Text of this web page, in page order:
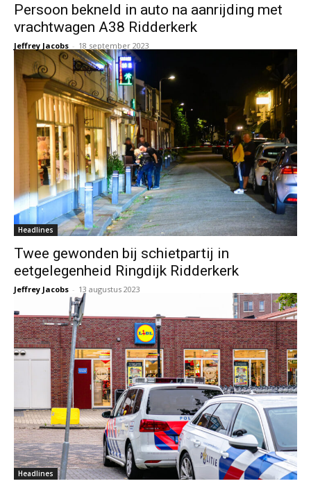
Persoon bekneld in auto na aanrijding met
vrachtwagen A38 Ridderkerk
Jeffrey Jacobs - 18 september 2023
Headlines
Twee gewonden bij schietpartij in
eetgelegenheid Ringdijk Ridderkerk
Jeffrey Jacobs - 13 augustus 2023
Headlines